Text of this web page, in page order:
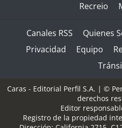
Recreio
Canales RSS Quienes
Privacidad
Equipo
Caras - Editorial Perfil S.A. | ©
derechos
Editor
Registro de la propiedad